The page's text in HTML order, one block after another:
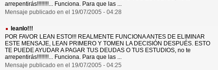
arrepentirás!!!!!!!!... Funciona. Para que las ...
Mensaje publicado en el 19/07/2005 - 04:28
leanlo!!!
POR FAVOR LEAN ESTO!!! REALMENTE FUNCIONA ANTES DE ELIMINAR
ESTE MENSAJE, LEAN PRIMERO Y TOMEN LA DECISIÓN DESPUÉS. ESTO
TE PUEDE AYUDAR A PAGAR TUS DEUDAS O TUS ESTUDIOS, no te
arrepentirás!!!!!!!!... Funciona. Para que las ...
Mensaje publicado en el 19/07/2005 - 04:25